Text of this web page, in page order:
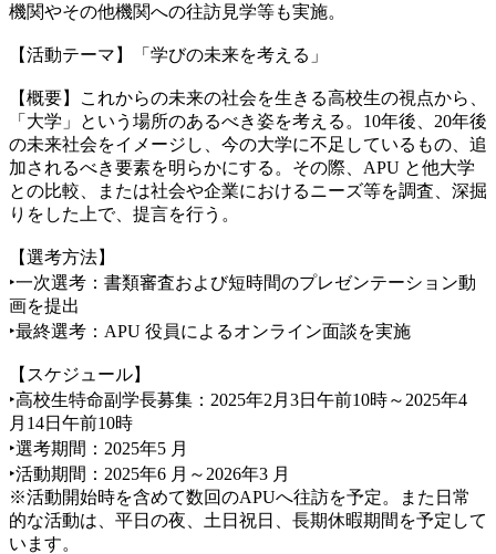
機関やその他機関への往訪見学等も実施。
【活動テーマ】「学びの未来を考える」
【概要】これからの未来の社会を生きる高校生の視点から、
「大学」という場所のあるべき姿を考える。10年後、20年後
の未来社会をイメージし、今の大学に不足しているもの、追
加されるべき要素を明らかにする。その際、APU と他大学
との比較、または社会や企業におけるニーズ等を調査、深掘
りをした上で、提言を行う。
【選考方法】
‣一次選考：書類審査および短時間のプレゼンテーション動
画を提出
‣最終選考：APU 役員によるオンライン面談を実施
【スケジュール】
‣高校生特命副学長募集：2025年2月3日午前10時～2025年4
月14日午前10時
‣選考期間：2025年5 月
‣活動期間：2025年6 月～2026年3 月
※活動開始時を含めて数回のAPUへ往訪を予定。また日常
的な活動は、平日の夜、土日祝日、長期休暇期間を予定して
います。